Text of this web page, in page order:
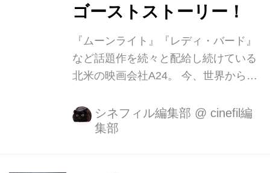
す。 不慮の事故死を遂げ、シーツ姿の
ゴーストストーリー！
『ムーンライト』『レディ・バード』
など話題作を続々と配給し続けている
北米の映画会社A24。 今、世界から最
は、斬新ながらもどこか懐かしさを感
じさせるシーツ姿のゴーストが主人公
シネフィル編集部 @ cinefil編
集部